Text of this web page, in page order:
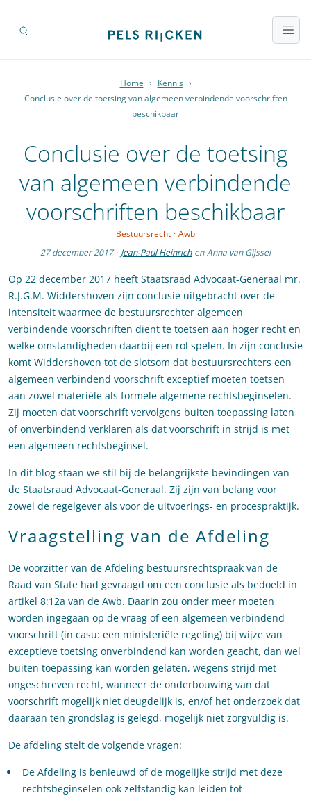
Home › Kennis ›
Conclusie over de toetsing van algemeen verbindende voorschriften
beschikbaar
Conclusie over de toetsing
van algemeen verbindende
voorschriften beschikbaar
Bestuursrecht · Awb
27 december 2017 · Jean-Paul Heinrich en Anna van Gijssel
Op 22 december 2017 heeft Staatsraad Advocaat-Generaal mr.
R.J.G.M. Widdershoven zijn conclusie uitgebracht over de
intensiteit waarmee de bestuursrechter algemeen
verbindende voorschriften dient te toetsen aan hoger recht en
welke omstandigheden daarbij een rol spelen. In zijn conclusie
komt Widdershoven tot de slotsom dat bestuursrechters een
algemeen verbindend voorschrift exceptief moeten toetsen
aan zowel materiële als formele algemene rechtsbeginselen.
Zij moeten dat voorschrift vervolgens buiten toepassing laten
of onverbindend verklaren als dat voorschrift in strijd is met
een algemeen rechtsbeginsel.
In dit blog staan we stil bij de belangrijkste bevindingen van
de Staatsraad Advocaat-Generaal. Zij zijn van belang voor
zowel de regelgever als voor de uitvoerings- en procespraktijk.
Vraagstelling van de Afdeling
De voorzitter van de Afdeling bestuursrechtspraak van de
Raad van State had gevraagd om een conclusie als bedoeld in
artikel 8:12a van de Awb. Daarin zou onder meer moeten
worden ingegaan op de vraag of een algemeen verbindend
voorschrift (in casu: een ministeriële regeling) bij wijze van
exceptieve toetsing onverbindend kan worden geacht, dan wel
buiten toepassing kan worden gelaten, wegens strijd met
ongeschreven recht, wanneer de onderbouwing van dat
voorschrift mogelijk niet deugdelijk is, en/of het onderzoek dat
daaraan ten grondslag is gelegd, mogelijk niet zorgvuldig is.
De afdeling stelt de volgende vragen:
De Afdeling is benieuwd of de mogelijke strijd met deze
rechtsbeginselen ook zelfstandig kan leiden tot